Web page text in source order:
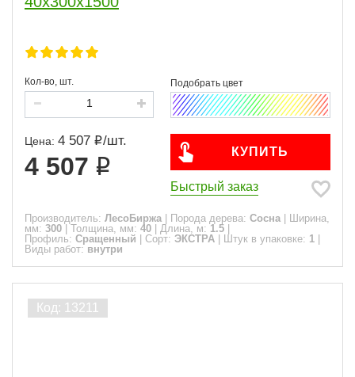
Кол-во, шт.
Цена: 4 507 /шт.
4 507
КУПИТЬ
Быстрый заказ
Производитель: ЛесоБиржа Порода дерева: Сосна
Ширина,
мм: 300 Толщина, мм: 40 Длина, м: 1.5
Профиль: Сращенный Сорт: ЭКСТРА Штук в упаковке: 1
Виды работ: внутри